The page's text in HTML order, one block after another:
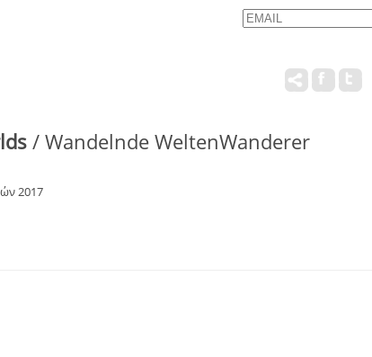
Email
/ Wandelnde WeltenWanderer
2017